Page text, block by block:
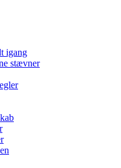
igang
stævner